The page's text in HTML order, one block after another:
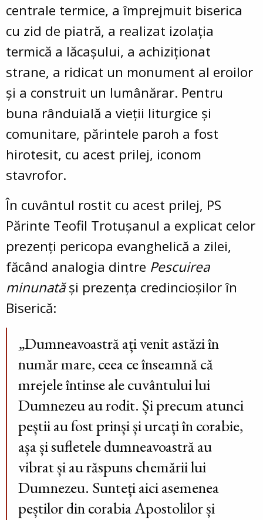
centrale termice, a împrejmuit biserica
cu zid de piatră, a realizat izolația
termică a lăcașului, a achiziționat
strane, a ridicat un monument al eroilor
și a construit un lumânărar. Pentru
buna rânduială a vieții liturgice și
comunitare, părintele paroh a fost
hirotesit, cu acest prilej, iconom
stavrofor.
În cuvântul rostit cu acest prilej, PS
Părinte Teofil Trotușanul a explicat celor
prezenți pericopa evanghelică a zilei,
făcând analogia dintre Pescuirea
minunatăși prezența credincioșilor în
Biserică:
„Dumneavoastră ați venit astăzi în
număr mare, ceea ce înseamnă că
mrejele întinse ale cuvântului lui
Dumnezeu au rodit. Și precum atunci
peștii au fost prinși și urcați în corabie,
așa și sufletele dumneavoastră au
vibrat și au răspuns chemării lui
Dumnezeu. Sunteți aici asemenea
peștilor din corabia Apostolilor și